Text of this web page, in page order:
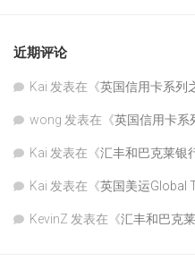
近期评论
Kai 发表在《英国信用卡系列
wong 发表在《英国信用卡系
Kai 发表在《汇丰和巴克莱银
Kai 发表在《英国美运Global
KevinZ 发表在《汇丰和巴克